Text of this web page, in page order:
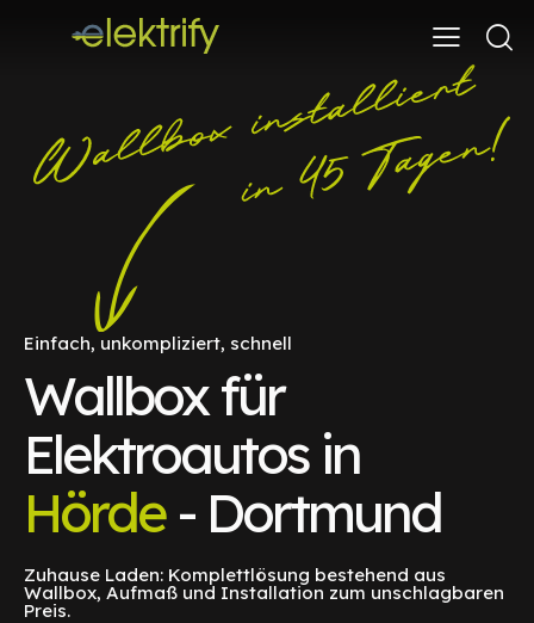
Einfach, unkompliziert, schnell
Wallbox für
Elektroautos in
Hörde- Dortmund
Zuhause Laden: Komplettlösung bestehend aus
Wallbox, Aufmaß und Installation zum unschlagbaren
Preis.